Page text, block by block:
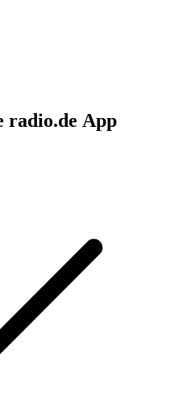
radio.de App